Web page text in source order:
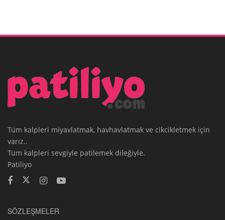
Tüm kalpleri miyavlatmak, havhavlatmak ve cikcikletmek için
varız..
Tüm kalpleri sevgiyle patilemek dileğiyle.
Patiliyo
SÖZLEŞMELER